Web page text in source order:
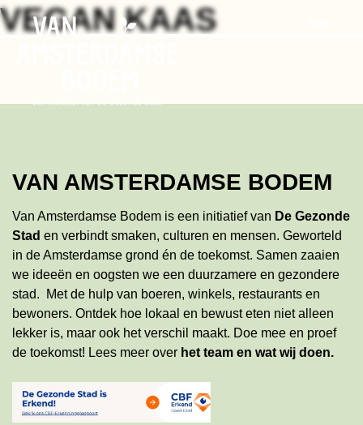
Skip
to
Search
VEGAN KAAS
VAN AMSTERDAMSE BODEM
Van Amsterdamse Bodem is een initiatief van De Gezonde
Stad en verbindt smaken, culturen en mensen. Geworteld
in de Amsterdamse grond én de toekomst. Samen zaaien
we ideeën en oogsten we een duurzamere en gezondere
stad. Met de hulp van boeren, winkels, restaurants en
bewoners. Ontdek hoe lokaal en bewust eten niet alleen
lekker is, maar ook het verschil maakt. Doe mee en proef
de toekomst! Lees meer over het team en wat wij doen.